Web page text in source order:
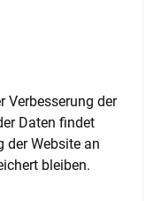
Verbesserung der
Daten findet
der Website an
bleiben.